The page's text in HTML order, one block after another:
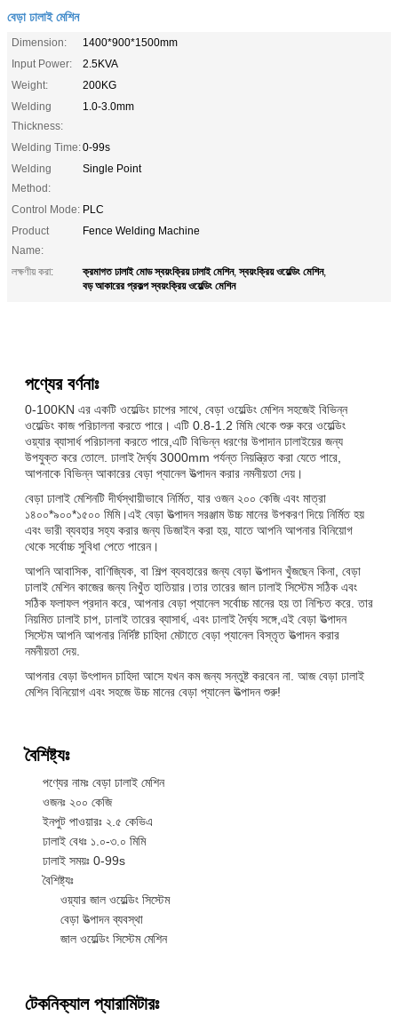
বেড়া ঢালাই মেশিন
Dimension:
1400*900*1500mm
Input Power:
2.5KVA
Weight:
200KG
Welding
Thickness:
1.0-3.0mm
Welding Time:0-99s
Welding
Method:
Single Point
Control Mode: PLC
Product
Name:
Fence Welding Machine
লক্ষণীয় করা: ক্রমাগত ঢালাই মোড স্বয়ংক্রিয় ঢালাই মেশিন,স্বয়ংক্রিয় ওয়েল্ডিং মেশিন,
বড় আকারের প্রকল্প স্বয়ংক্রিয় ওয়েল্ডিং মেশিন
পণ্যের বর্ণনাঃ
0-100KN এর একটি ওয়েল্ডিং চাপের সাথে, বেড়া ওয়েল্ডিং মেশিন সহজেই বিভিন্ন
ওয়েল্ডিং কাজ পরিচালনা করতে পারে। এটি 0.8-1.2 মিমি থেকে শুরু করে ওয়েল্ডিং
ওয়্যার ব্যাসার্ধ পরিচালনা করতে পারে,এটি বিভিন্ন ধরণের উপাদান ঢালাইয়ের জন্য
উপযুক্ত করে তোলে. ঢালাই দৈর্ঘ্য 3000mm পর্যন্ত নিয়ন্ত্রিত করা যেতে পারে,
আপনাকে বিভিন্ন আকারের বেড়া প্যানেল উত্পাদন করার নমনীয়তা দেয়।
বেড়া ঢালাই মেশিনটি দীর্ঘস্থায়ীভাবে নির্মিত, যার ওজন ২০০ কেজি এবং মাত্রা
১৪০০*৯০০*১৫০০ মিমি।এই বেড়া উত্পাদন সরঞ্জাম উচ্চ মানের উপকরণ দিয়ে নির্মিত হয়
এবং ভারী ব্যবহার সহ্য করার জন্য ডিজাইন করা হয়, যাতে আপনি আপনার বিনিয়োগ
থেকে সর্বোচ্চ সুবিধা পেতে পারেন।
আপনি আবাসিক, বাণিজ্যিক, বা শিল্প ব্যবহারের জন্য বেড়া উত্পাদন খুঁজছেন কিনা, বেড়া
ঢালাই মেশিন কাজের জন্য নিখুঁত হাতিয়ার।তার তারের জাল ঢালাই সিস্টেম সঠিক এবং
সঠিক ফলাফল প্রদান করে, আপনার বেড়া প্যানেল সর্বোচ্চ মানের হয় তা নিশ্চিত করে. তার
নিয়মিত ঢালাই চাপ, ঢালাই তারের ব্যাসার্ধ, এবং ঢালাই দৈর্ঘ্য সঙ্গে,এই বেড়া উত্পাদন
সিস্টেম আপনি আপনার নির্দিষ্ট চাহিদা মেটাতে বেড়া প্যানেল বিস্তৃত উত্পাদন করার
নমনীয়তা দেয়.
আপনার বেড়া উৎপাদন চাহিদা আসে যখন কম জন্য সন্তুষ্ট করবেন না. আজ বেড়া ঢালাই
মেশিন বিনিয়োগ এবং সহজে উচ্চ মানের বেড়া প্যানেল উত্পাদন শুরু!
বৈশিষ্ট্যঃ
পণ্যের নামঃ বেড়া ঢালাই মেশিন
ওজনঃ ২০০ কেজি
ইনপুট পাওয়ারঃ ২.৫ কেভিএ
ঢালাই বেধঃ ১.০-৩.০ মিমি
ঢালাই সময়ঃ 0-99s
বৈশিষ্ট্যঃ
ওয়্যার জাল ওয়েল্ডিং সিস্টেম
বেড়া উত্পাদন ব্যবস্থা
জাল ওয়েল্ডিং সিস্টেম মেশিন
টেকনিক্যাল প্যারামিটারঃ